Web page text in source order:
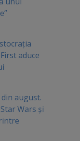
aduce
august.
Wars și